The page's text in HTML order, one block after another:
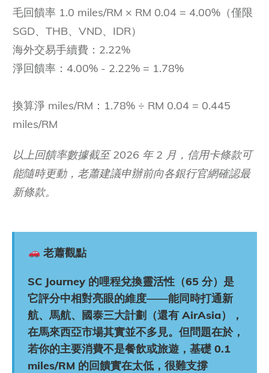
毛回饋率 1.0 miles/RM × RM 0.04 = 4.00%（僅限
SGD、THB、VND、IDR）
海外交易手續費：2.22%
淨回饋率：4.00% - 2.22% = 1.78%
換算淨 miles/RM：1.78% ÷ RM 0.04 = 0.445
miles/RM
以上回饋率數據截至 2026 年 2 月，信用卡條款可
能隨時更動，老蕭建議申辦前向各銀行官網確認最
新條款。
老蕭觀點
SC Journey 的哩程兌換靈活性（65 分）是
它評分中相對亮眼的維度——能同時打通新
航、馬航、國泰三大計劃（還有 AirAsia），
在馬來西亞市場其實並不多見。但問題在於，
若你的主要消費不是餐飲或旅遊，基礎 0.1
miles/RM 的回饋實在太低，很難支撐